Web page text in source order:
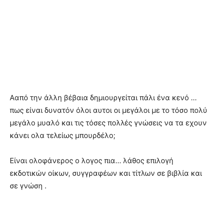
Ααπό την άλλη βέβαια δημιουργείται πάλι ένα κενό …
πως είναι δυνατόν όλοι αυτοι οι μεγάλοι με το τόσο πολύ
μεγάλο μυαλό και τις τόσες πολλές γνώσεις να τα εχουν
κάνει ολα τελείως μπουρδέλο;
Είναι ολοφάνερος ο λογος πια… λάθος επιλογή
εκδοτικών οίκων, συγγραφέων και τίτλων σε βιβλία και
σε γνώση .